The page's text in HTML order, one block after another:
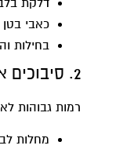
דלקת
כאבי
בחילות
2. סיבוכים ארוכי טווח אפשריים-
רמות גבוהות
מחלות